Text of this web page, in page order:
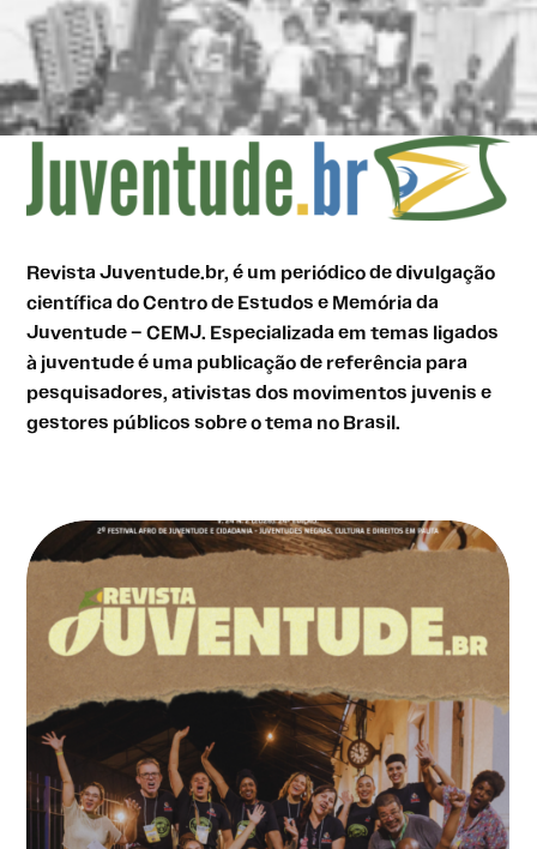
Revista Juventude.br, é um periódico de divulgação
científica do Centro de Estudos e Memória da
Juventude – CEMJ. Especializada em temas ligados
à juventude é uma publicação de referência para
pesquisadores, ativistas dos movimentos juvenis e
gestores públicos sobre o tema no Brasil.